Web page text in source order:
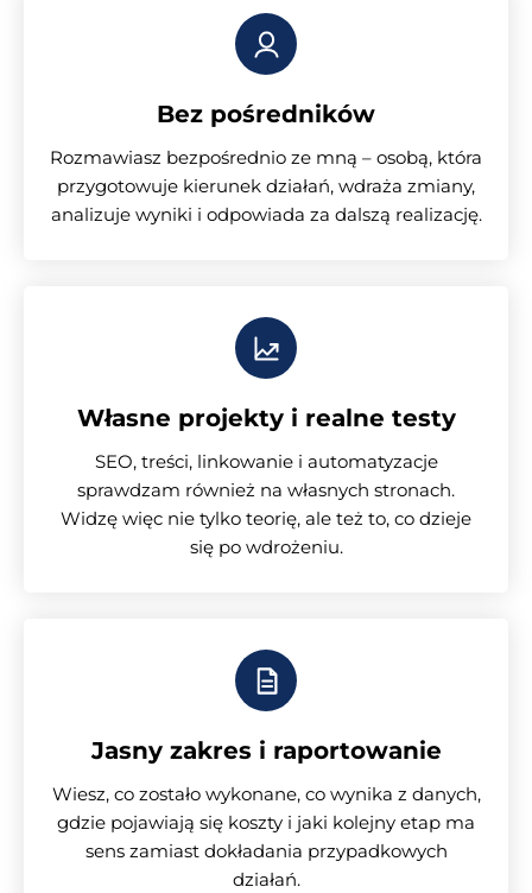
Bez pośredników
Rozmawiasz bezpośrednio ze mną – osobą, która
przygotowuje kierunek działań, wdraża zmiany,
analizuje wyniki i odpowiada za dalszą realizację.
Własne projekty i realne testy
SEO, treści, linkowanie i automatyzacje
sprawdzam również na własnych stronach.
Widzę więc nie tylko teorię, ale też to, co dzieje
się po wdrożeniu.
Jasny zakres i raportowanie
Wiesz, co zostało wykonane, co wynika z danych,
gdzie pojawiają się koszty i jaki kolejny etap ma
sens zamiast dokładania przypadkowych
działań.